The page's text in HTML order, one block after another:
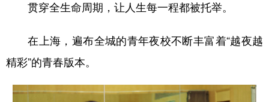
贯穿全生命周期，让人生每一程都被托举。
在上海，遍布全城的青年夜校不断丰富着“越夜越
精彩”的青春版本。